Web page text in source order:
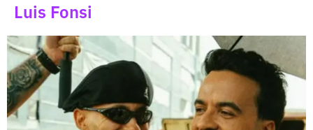
Luis Fonsi